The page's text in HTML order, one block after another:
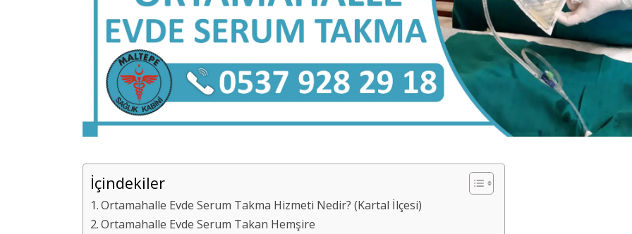
İçindekiler
Ortamahalle Evde Serum Takma Hizmeti Nedir? (Kartal İlçesi)
Ortamahalle Evde Serum Takan Hemşire